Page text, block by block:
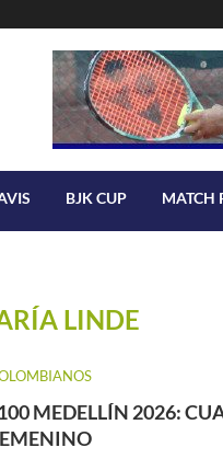
BJK CUP MATCH
LINDE
MEDELLÍN 2026: